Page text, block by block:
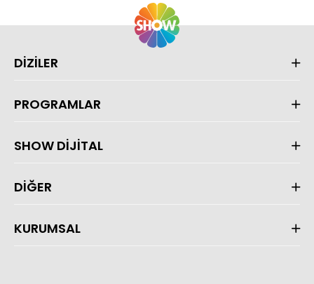
DİZİLER
PROGRAMLAR
SHOW DİJİTAL
DİĞER
KURUMSAL